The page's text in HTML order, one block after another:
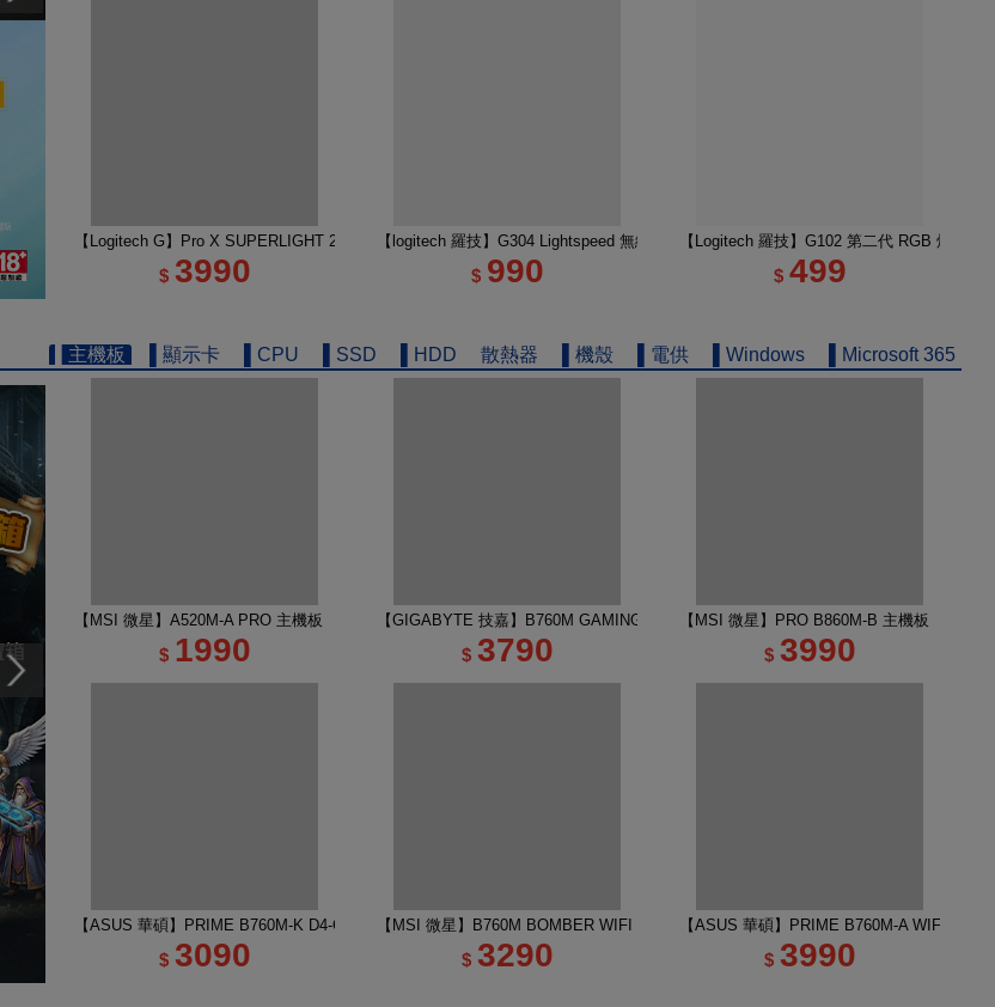
【Logitech G】Pro X SUPERLIGHT 2 DEX 無線輕量化遊戲滑鼠 黑色
$ 3990
【logitech 羅技】G304 Lightspeed 無線電競遊戲滑鼠 莫藍紫
$ 990
【Logitech 羅技】G102 第二代 RGB 炫彩遊
$ 499
▌主機板 ▌顯示卡 ▌CPU ▌SSD ▌HDD 散熱器 ▌機殼 ▌電供 ▌Windows ▌Microsoft 365
【MSI 微星】A520M-A PRO 主機板
$ 1990
【GIGABYTE 技嘉】B760M GAMING PLUS WIFI DDR4 主機板
$ 3790
【MSI 微星】PRO B860M-B 主機板
$ 3990
【ASUS 華碩】PRIME B760M-K D4-CSM 主機板
$ 3090
【MSI 微星】B760M BOMBER WIFI DDR5 INTEL主機板
$ 3290
【ASUS 華碩】PRIME B760M-A WIFI-CSM
$ 3990